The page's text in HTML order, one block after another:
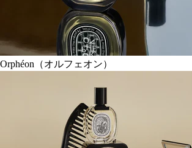
Orphéon（オルフェオン）